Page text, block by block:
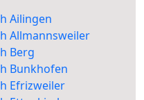
Ailingen
Allmannsweiler
Berg
Bunkhofen
Efrizweiler